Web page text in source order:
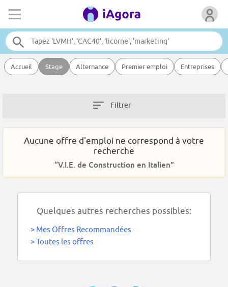
Accueil Stage Alternance Premier emploi Entreprises
Filtrer
Aucune offre d'emploi ne correspond à votre
recherche
“V.I.E. de Construction en Italien”
Quelques autres recherches possibles:
> Mes Offres Recommandées
>Toutes les offres